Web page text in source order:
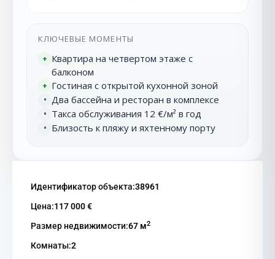
КЛЮЧЕВЫЕ МОМЕНТЫ
+ Квартира на четвертом этаже с
балконом
+ Гостиная с открытой кухонной зоной
• Два бассейна и ресторан в комплексе
• Такса обслуживания 12 €/м² в год
• Близость к пляжу и яхтенному порту
Идентификатор объекта:38961
Цена:117 000 €
Размер недвижимости:67 м2
Комнаты:2